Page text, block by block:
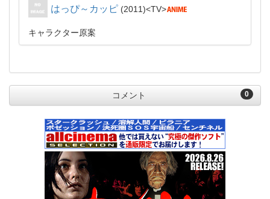
はっぴ～カッピ 2011 TV
キャラクター原案
0
コメント